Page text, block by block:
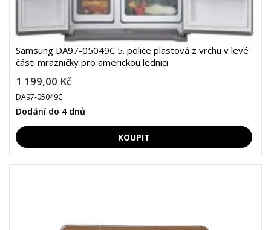
Samsung DA97-05049C 5. police plastová z vrchu v levé
části mrazničky pro americkou lednici
1 199,00 Kč
DA97-05049C
Dodání do 4 dnů